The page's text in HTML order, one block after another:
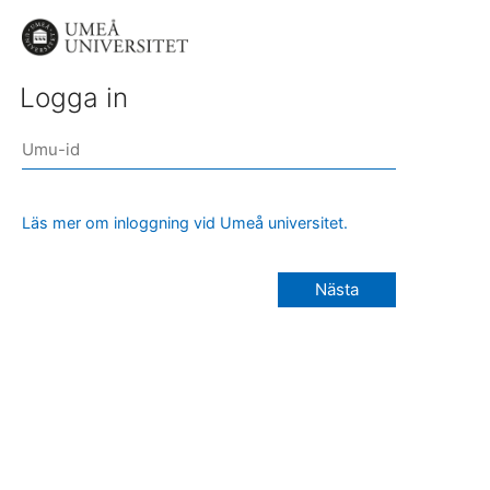
Logga in
Läs mer om inloggning vid Umeå universitet.
Nästa